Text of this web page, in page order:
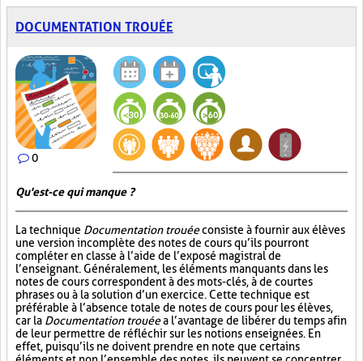
DOCUMENTATION TROUÉE
0
Qu'est-ce qui manque ?
La technique Documentation trouéeconsiste à fournir aux élèves
une version incomplète des notes de cours qu’ils pourront
compléter en classe à l’aide de l’exposé magistral de
l’enseignant. Généralement, les éléments manquants dans les
notes de cours correspondent à des mots-clés, à de courtes
phrases ou à la solution d’un exercice. Cette technique est
préférable à l’absence totale de notes de cours pour les élèves,
car la Documentation trouéea l’avantage de libérer du temps afin
de leur permettre de réfléchir sur les notions enseignées. En
effet, puisqu’ils ne doivent prendre en note que certains